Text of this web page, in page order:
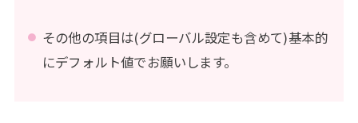
その他の項目は(グローバル設定も含めて)基本的
にデフォルト値でお願いします。